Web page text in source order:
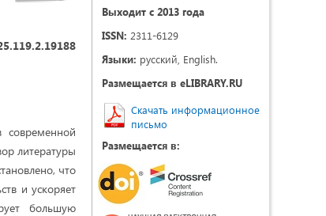
современной
литературы
что
и ускоряет
большую
Выходит с 2013 года
ISSN: 2311-6129
Языки: русский, English.
Размещается в eLIBRARY.RU
Скачать информационное
письмо
Размещается в: